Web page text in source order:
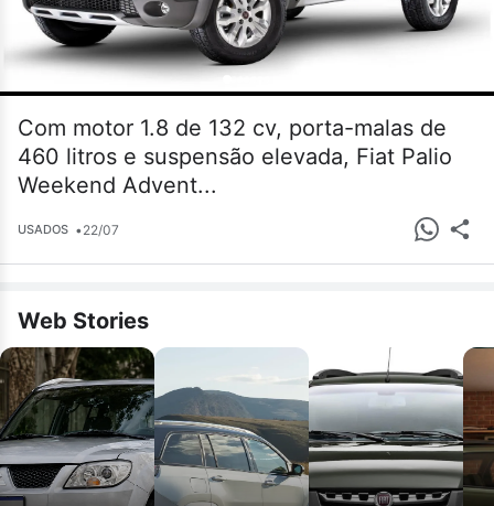
Com motor 1.8 de 132 cv, porta-malas de
460 litros e suspensão elevada, Fiat Palio
Weekend Advent...
USADOS •22/07
Web Stories